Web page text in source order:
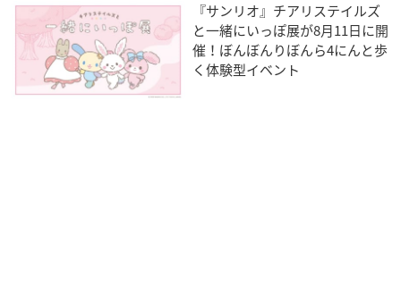
『サンリオ』チアリステイルズ
と一緒にいっぽ展が8月11日に開
催！ぼんぼんりぼんら4にんと歩
く体験型イベント